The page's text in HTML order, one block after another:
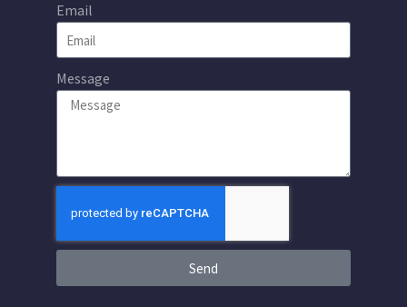
Email
Message
Send